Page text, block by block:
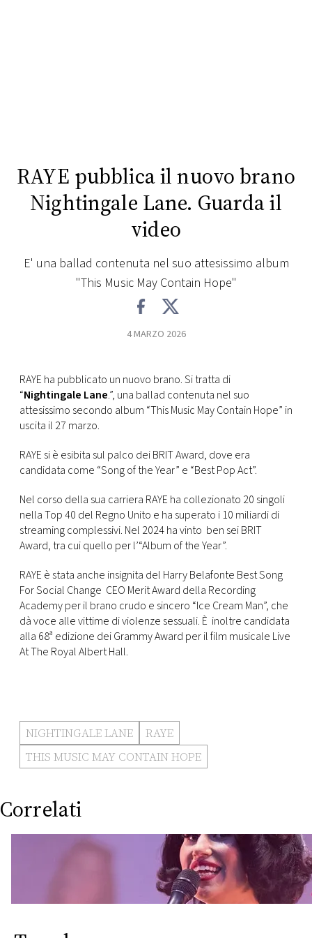
TV
MONACO
RAYE pubblica il nuovo brano
Nightingale Lane. Guarda il
video
E' una ballad contenuta nel suo attesissimo album
"This Music May Contain Hope"
4 MARZO 2026
RAYE ha pubblicato un nuovo brano. Si tratta di
“Nightingale Lane.”, una ballad contenuta nel suo
attesissimo secondo album “This Music May Contain Hope” in
uscita il 27 marzo.
RAYE si è esibita sul palco dei BRIT Award, dove era
candidata come “Song of the Year” e “Best Pop Act”.
Nel corso della sua carriera RAYE ha collezionato 20 singoli
nella Top 40 del Regno Unito e ha superato i 10 miliardi di
streaming complessivi. Nel 2024 ha vinto ben sei BRIT
Award, tra cui quello per l’“Album of the Year”.
RAYE è stata anche insignita del Harry Belafonte Best Song
For Social Change CEO Merit Award della Recording
Academy per il brano crudo e sincero “Ice Cream Man”, che
dà voce alle vittime di violenze sessuali. È inoltre candidata
alla 68ª edizione dei Grammy Award per il film musicale Live
At The Royal Albert Hall.
NIGHTINGALE LANE
RAYE
THIS MUSIC MAY CONTAIN HOPE
Correlati